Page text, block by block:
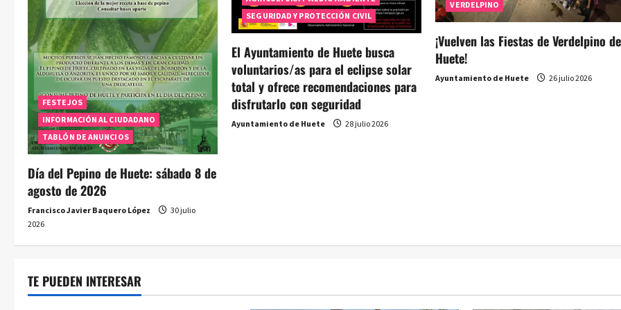
e
e
n
t
r
a
d
FESTEJOS
INFORMACIÓN AL CIUDADANO
TABLÓN DE ANUNCIOS
Día del Pepino de Huete: sábado 8 de
agosto de 2026
Francisco Javier Baquero López
30 julio
2026
SEGURIDAD Y PROTECCIÓN CIVIL
El Ayuntamiento de Huete busca
voluntarios/as para el eclipse solar
total y ofrece recomendaciones para
disfrutarlo con seguridad
Ayuntamiento de Huete 28 julio 2026
VERDELPINO
¡Vuelven las Fiestas de Verdelpino de
Huete!
Ayuntamiento de Huete 26 julio 2026
TE PUEDEN INTERESAR